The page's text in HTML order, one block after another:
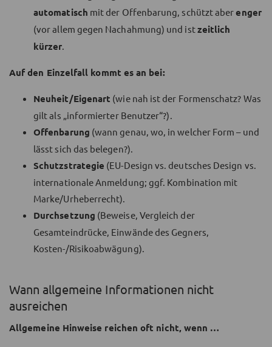
automatisch mit der Offenbarung, schützt aberenger
(vor allem gegen Nachahmung) und istzeitlich
kürzer
Auf den Einzelfall kommt es an bei:
Neuheit/Eigenart (wie nah ist der Formenschatz? Was
gilt als „informierter Benutzer“?).
Offenbarung (wann genau, wo, in welcher Form – und
lässt sich das belegen?).
Schutzstrategie (EU-Design vs. deutsches Design vs.
internationale Anmeldung; ggf. Kombination mit
Marke/Urheberrecht).
Durchsetzung (Beweise, Vergleich der
Gesamteindrücke, Einwände des Gegners,
Kosten-/Risikoabwägung).
Wann allgemeine Informationen nicht
ausreichen
Allgemeine Hinweise reichen oft nicht, wenn …